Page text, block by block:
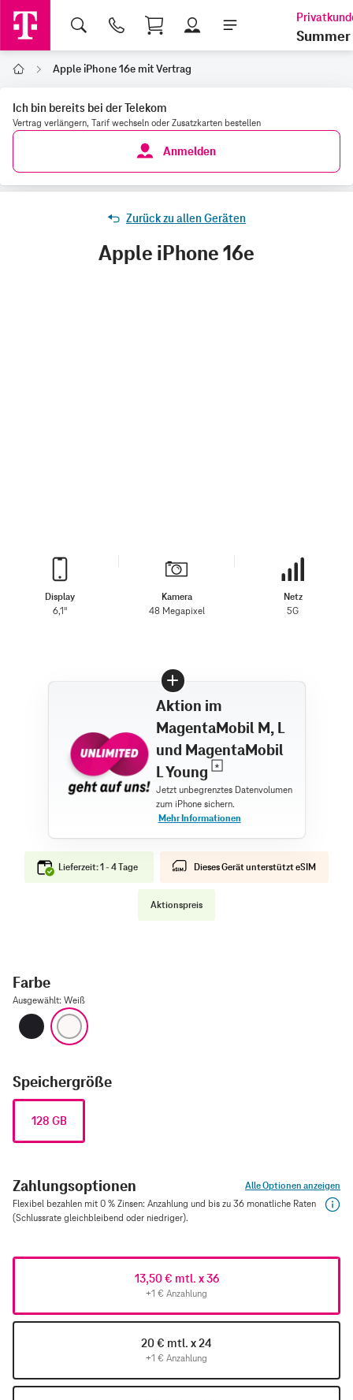
Shopping Cart
Summer
Home Apple iPhone 16e mit Vertrag
Ich bin bereits bei der Telekom
Vertrag verlängern, Tarif wechseln oder Zusatzkarten bestellen
Anmelden
Zurück zu allen Geräten
Apple iPhone 16e
Display
6,1"
Kamera
48 Megapixel
Netz
5G
Aktion im
MagentaMobil M, L
und MagentaMobil
L Young
Lieferzeit: 1 - 4 Tage Dieses Gerät unterstützt eSIM
Aktionspreis
Farbe
Ausgewählt: Weiß
Schwarz
Speichergröße
128 GB
Zahlungsoptionen
Alle Optionen anzeigen
Flexibel bezahlen mit 0 % Zinsen: Anzahlung und bis zu 36 monatliche Raten
(Schlussrate gleichbleibend oder niedriger).
13,50 € mtl. x 36
+1 € Anzahlung
20 € mtl. x 24
+1 € Anzahlung